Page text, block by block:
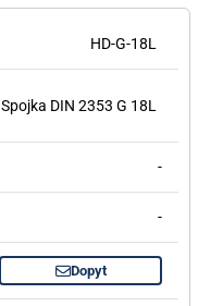
HD-G-18L
Spojka DIN 2353 G 18L
-
-
Dopyt